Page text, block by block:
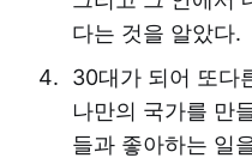
다는 것을 알았다.
30대가 되어 또다
나만의 국가를 만
들과 좋아하는 일